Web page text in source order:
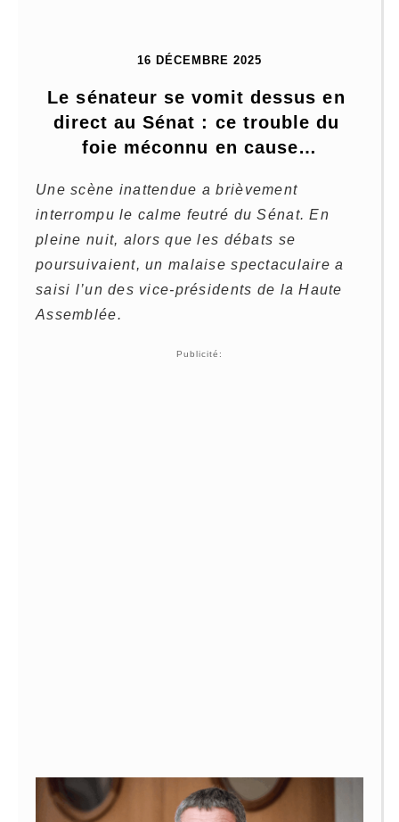
16 DÉCEMBRE 2025
Le sénateur se vomit dessus en
direct au Sénat : ce trouble du
foie méconnu en cause…
Une scène inattendue a brièvement
interrompu le calme feutré du Sénat. En
pleine nuit, alors que les débats se
poursuivaient, un malaise spectaculaire a
saisi l’un des vice-présidents de la Haute
Assemblée.
Publicité: